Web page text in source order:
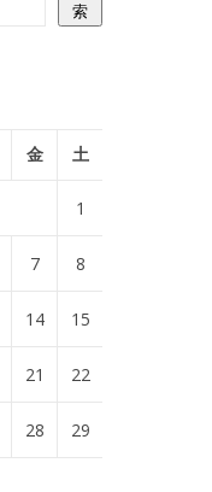
索
金 土
1
7 8
14 15
21 22
28 29